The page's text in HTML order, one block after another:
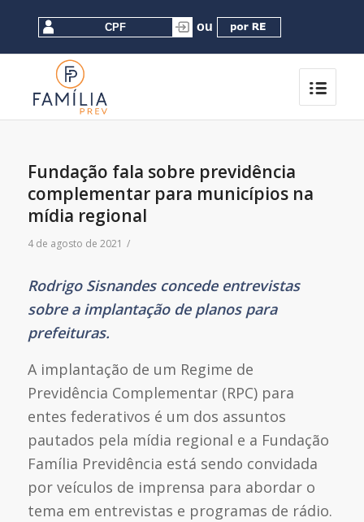
Fundação fala sobre previdência
complementar para municípios na
mídia regional
4 de agosto de 2021 /
Rodrigo Sisnandes concede entrevistas
sobre a implantação de planos para
prefeituras.
A implantação de um Regime de
Previdência Complementar (RPC) para
entes federativos é um dos assuntos
pautados pela mídia regional e a Fundação
Família Previdência está sendo convidada
por veículos de imprensa para abordar o
tema em entrevistas e programas de rádio.